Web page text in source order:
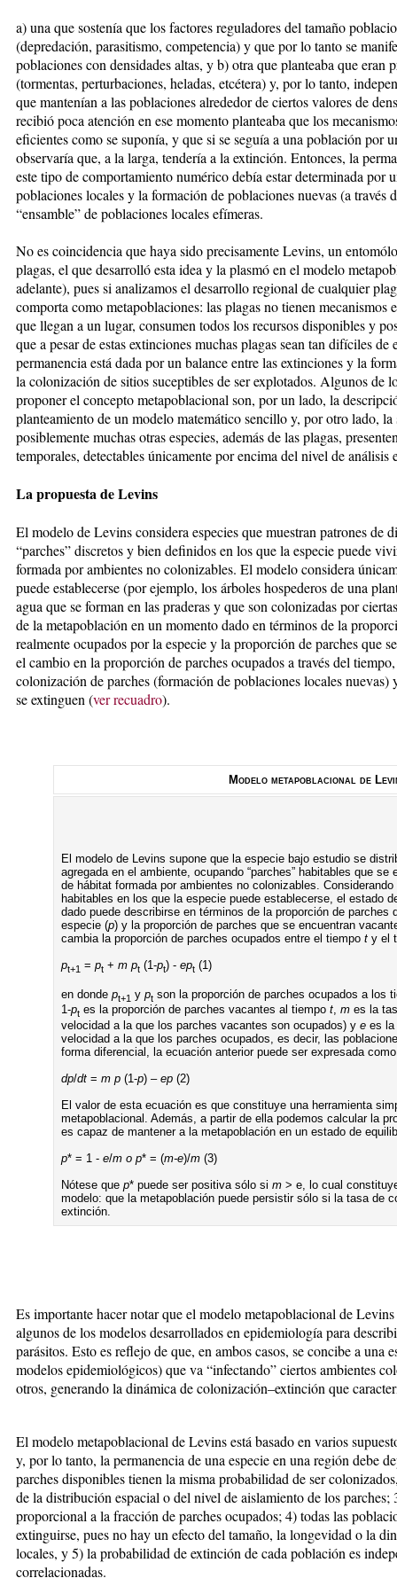
a) una que sostenía que los factores reguladores del tamaño
(depredación, parasitismo, competencia) y que por lo tanto se
poblaciones con densidades altas, y b) otra que planteaba que eran
(tormentas, perturbaciones, heladas, etcétera) y, por lo tanto,
que mantenían a las poblaciones alrededor de ciertos valores de
recibió poca atención en ese momento planteaba que los
eficientes como se suponía, y que si se seguía a una población por
observaría que, a la larga, tendería a la extinción. Entonces, la
este tipo de comportamiento numérico debía estar determinada por
poblaciones locales y la formación de poblaciones nuevas (a través
“ensamble” de poblaciones locales efímeras.
No es coincidencia que haya sido precisamente Levins, un
plagas, el que desarrolló esta idea y la plasmó en el modelo
adelante), pues si analizamos el desarrollo regional de cualquier
comporta como metapoblaciones: las plagas no tienen
que llegan a un lugar, consumen todos los recursos disponibles y
que a pesar de estas extinciones muchas plagas sean tan difíciles
permanencia está dada por un balance entre las extinciones y la
la colonización de sitios suceptibles de ser explotados. Algunos de
proponer el concepto metapoblacional son, por un lado, la
planteamiento de un modelo matemático sencillo y, por otro lado,
posiblemente muchas otras especies, además de las plagas,
temporales, detectables únicamente por encima del nivel de análisis
La propuesta de Levins
El modelo de Levins considera especies que muestran patrones de
“parches” discretos y bien definidos en los que la especie puede
formada por ambientes no colonizables. El modelo considera
puede establecerse (por ejemplo, los árboles hospederos de una
agua que se forman en las praderas y que son colonizadas por
de la metapoblación en un momento dado en términos de la
realmente ocupados por la especie y la proporción de parches que
el cambio en la proporción de parches ocupados a través del
colonización de parches (formación de poblaciones locales nuevas)
se extinguen (ver recuadro).
Modelo metapoblacional de
El modelo de Levins supone que la especie bajo estudio se
agregada en el ambiente, ocupando “parches” habitables que
de hábitat formada por ambientes no colonizables.
habitables en los que la especie puede establecerse, el estado
dado puede describirse en términos de la proporción de parches
especie (p) y la proporción de parches que se encuentran
cambia la proporción de parches ocupados entre el tiempo t y el
pt+1 = pt + m pt (1-pt) - ept (1)
en donde pt+1 y pt son la proporción de parches ocupados a los
1-pt es la proporción de parches vacantes al tiempo t, m es la
velocidad a la que los parches vacantes son ocupados) y e es la
velocidad a la que los parches ocupados, es decir, las
forma diferencial, la ecuación anterior puede ser expresada como
dp/dt = m p (1-p) – ep (2)
El valor de esta ecuación es que constituye una herramienta
metapoblacional. Además, a partir de ella podemos calcular la
es capaz de mantener a la metapoblación en un estado de
p* = 1 - e/m o p* = (m-e)/m (3)
Nótese que p* puede ser positiva sólo si m > e, lo cual
modelo: que la metapoblación puede persistir sólo si la tasa de
extinción.
Es importante hacer notar que el modelo metapoblacional de
algunos de los modelos desarrollados en epidemiología para
parásitos. Esto es reflejo de que, en ambos casos, se concibe a una
modelos epidemiológicos) que va “infectando” ciertos ambientes
otros, generando la dinámica de colonización–extinción que
El modelo metapoblacional de Levins está basado en varios
y, por lo tanto, la permanencia de una especie en una región debe
parches disponibles tienen la misma probabilidad de ser
de la distribución espacial o del nivel de aislamiento de los parches;
proporcional a la fracción de parches ocupados; 4) todas las
extinguirse, pues no hay un efecto del tamaño, la longevidad o la
locales, y 5) la probabilidad de extinción de cada población es
correlacionadas.